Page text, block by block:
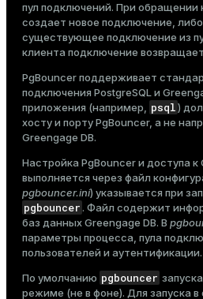
пул подключений. При обращении
создает новое подключение,
существующее подключение из
клиента подключение
PgBouncer поддерживает
подключения PostgreSQL и
приложения (например, psql)
хосту и порту PgBouncer, а не
Greengage DB.
Настройка PgBouncer и доступа к
выполняется через файл
pgbouncer.ini) указывается при
pgbouncer. Файл содержит
баз данных Greengage DB. В
параметры процесса, пула
пользователей и аутентификации.
По умолчанию pgbouncer
режиме (не в фоне). Для запуска